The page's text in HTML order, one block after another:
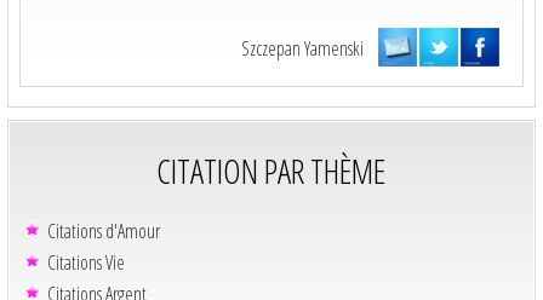
Szczepan Yamenski
CITATION PAR THÈME
Citations d'Amour
Citations Vie
Citations Argent